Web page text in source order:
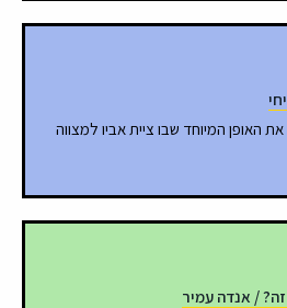
המיוחד שבו ציית אביו למצווה
/ אנדה עמיר